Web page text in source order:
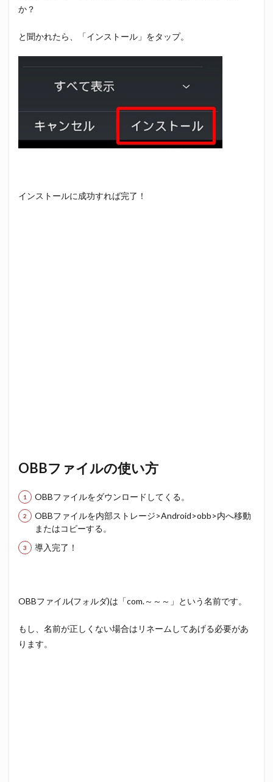
か？
と聞かれたら、「インストール」をタップ。
インストールに成功すれば完了！
OBBファイルの使い方
OBBファイルをダウンロードしてくる。
OBBファイルを内部ストレージ>Android>obb>内へ移動
またはコピーする。
導入完了！
OBBファイル(フォルダ)は「com.～～～」という名前です。
もし、名前が正しくない場合はリネームしてあげる必要があ
ります。